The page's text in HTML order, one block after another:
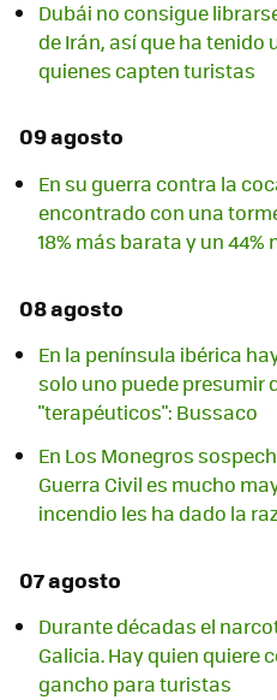
Dubái no consigue
de Irán, así que ha tenido
quienes capten turistas
09 agosto
En su guerra contra la
encontrado con una
18% más barata y un 44%
08 agosto
En la península ibérica
solo uno puede presumir
"terapéuticos": Bussaco
En Los Monegros
Guerra Civil es mucho
incendio les ha dado la
07 agosto
Durante décadas el
Galicia. Hay quien quiere
gancho para turistas